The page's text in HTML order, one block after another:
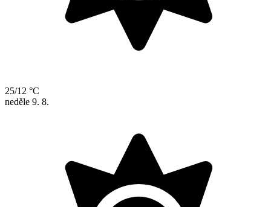
25/12 °C
neděle 9. 8.